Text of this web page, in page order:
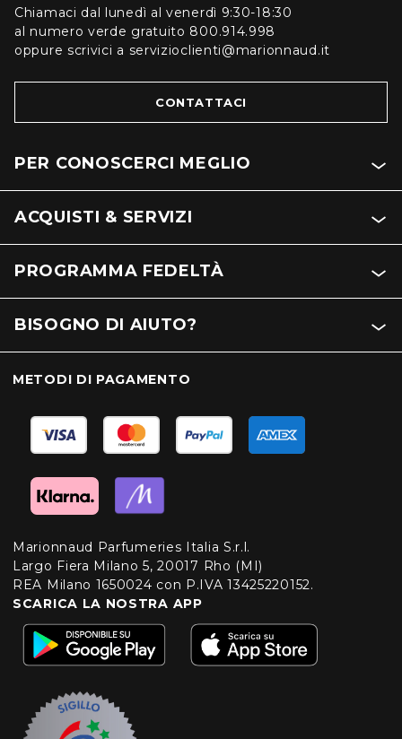
Chiamaci dal lunedì al venerdì 9:30-18:30
al numero verde gratuito 800.914.998
oppure scrivici a servizioclienti@marionnaud.it
CONTATTACI
PER CONOSCERCI MEGLIO
ACQUISTI & SERVIZI
PROGRAMMA FEDELTÀ
BISOGNO DI AIUTO?
METODI DI PAGAMENTO
Marionnaud Parfumeries Italia S.r.l.
Largo Fiera Milano 5, 20017 Rho (MI)
REA Milano 1650024 con P.IVA 13425220152.
SCARICA LA NOSTRA APP